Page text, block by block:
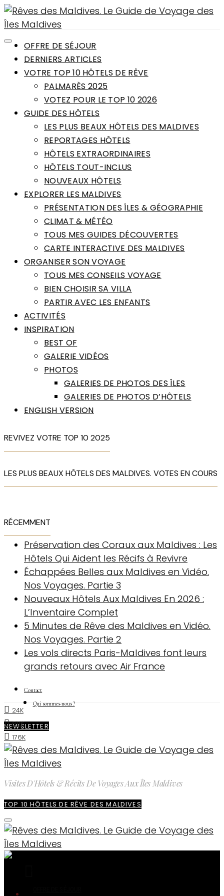
OFFRE DE SÉJOUR
DERNIERS ARTICLES
VOTRE TOP 10 HÔTELS DE RÊVE
PALMARÈS 2025
VOTEZ POUR LE TOP 10 2026
GUIDE DES HÔTELS
LES PLUS BEAUX HÔTELS DES MALDIVES
REPORTAGES HÔTELS
HÔTELS EXTRAORDINAIRES
HÔTELS TOUT-INCLUS
NOUVEAUX HÔTELS
EXPLORER LES MALDIVES
PRÉSENTATION DES ÎLES & GÉOGRAPHIE
CLIMAT & MÉTÉO
TOUS MES GUIDES DÉCOUVERTES
CARTE INTERACTIVE DES MALDIVES
ORGANISER SON VOYAGE
TOUS MES CONSEILS VOYAGE
BIEN CHOISIR SA VILLA
PARTIR AVEC LES ENFANTS
ACTIVITÉS
INSPIRATION
BEST OF
GALERIE VIDÉOS
PHOTOS
GALERIES DE PHOTOS DES ÎLES
GALERIES DE PHOTOS D’HÔTELS
ENGLISH VERSION
REVIVEZ VOTRE TOP 10 2025
LES PLUS BEAUX HÔTELS DES MALDIVES. VOTES EN COURS
RÉCEMMENT
Préservation des Coraux aux Maldives : Les
Hôtels Qui Aident les Récifs à Revivre
Échappées Belles aux Maldives en Vidéo.
Nos Voyages. Partie 3
Nouveaux Hôtels Aux Maldives En 2026 :
L’Inventaire Complet
5 Minutes de Rêve des Maldives en Vidéo.
Nos Voyages. Partie 2
Les vols directs Paris-Maldives font leurs
grands retours avec Air France
Contact
Qui sommes-nous ?
NEWSLETTER
24K
60K
176K
Visites D'Hôtels & Récits De Voyages Aux Îles Maldives
TOP 10 HÔTELS DE RÊVE DES MALDIVES